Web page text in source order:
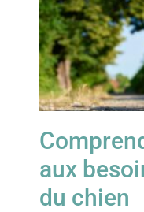
aux
du chien